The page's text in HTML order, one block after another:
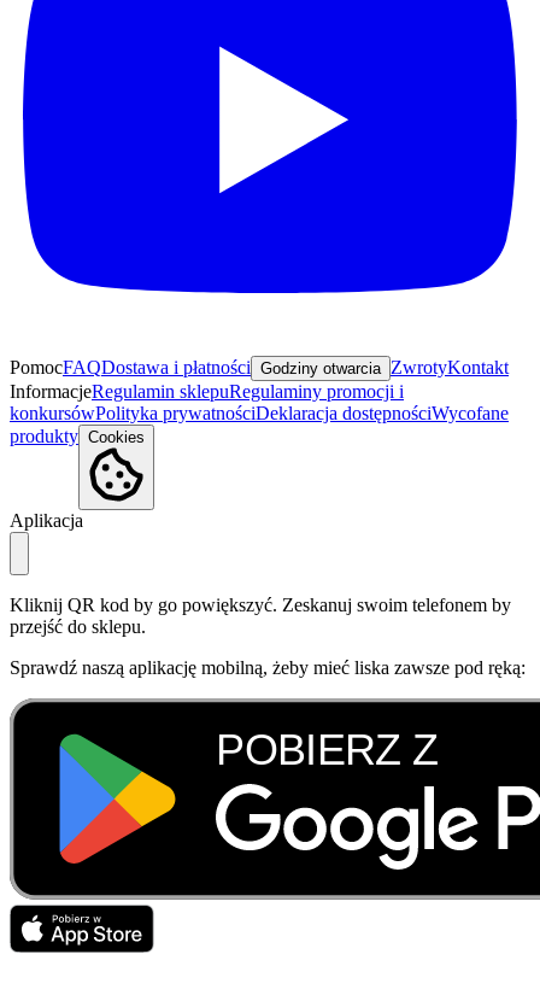
PomocFAQDostawa i płatności Godziny otwarcia ZwrotyKontakt
InformacjeRegulamin sklepuRegulaminy promocji i
konkursówPolityka prywatnościDeklaracja dostępnościWycofane
produkty Cookies
Aplikacja
Kliknij QR kod by go powiększyć. Zeskanuj swoim telefonem by
przejść do sklepu.
Sprawdź naszą aplikację mobilną, żeby mieć liska zawsze pod ręką: